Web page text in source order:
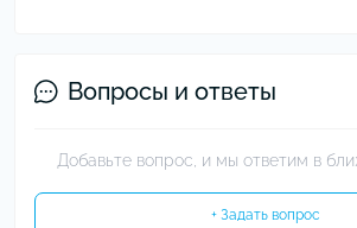
Вопросы и ответы
Добавьте вопрос, и мы ответим в
+ Задать вопрос